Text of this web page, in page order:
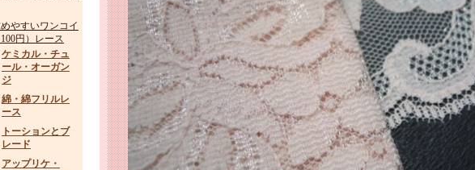
やすいワンコイ
円）レース
ケミカル・チュ
ール・オーガン
ジ
綿・綿フリルレ
ース
トーションとブ
レード
アップリケ・